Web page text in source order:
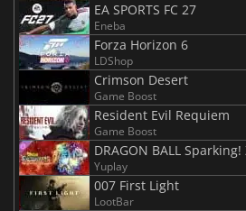
EA SPORTS FC 27
Eneba
Forza Horizon 6
LDShop
Crimson Desert
Game Boost
Resident Evil Requiem
Game Boost
Yuplay
007 First Light
LootBar